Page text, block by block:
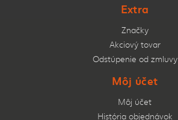
Extra
Značky
Akciový tovar
Odstúpenie od zmluvy
Môj účet
Môj účet
História objednávok